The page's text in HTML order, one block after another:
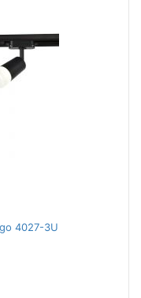
4027-3U